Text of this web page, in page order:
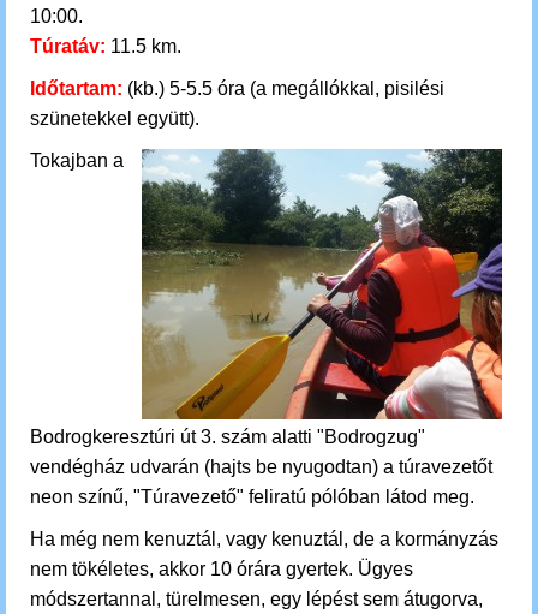
10:00.
Túratáv: 11.5 km.
Időtartam: (kb.) 5-5.5 óra (a megállókkal, pisilési
szünetekkel együtt).
Tokajban a
Bodrogkeresztúri út 3. szám alatti "Bodrogzug"
vendégház udvarán (hajts be nyugodtan) a túravezetőt
neon színű, "Túravezető" feliratú pólóban látod meg.
Ha még nem kenuztál, vagy kenuztál, de a kormányzás
nem tökéletes, akkor 10 órára gyertek. Ügyes
módszertannal, türelmesen, egy lépést sem átugorva,